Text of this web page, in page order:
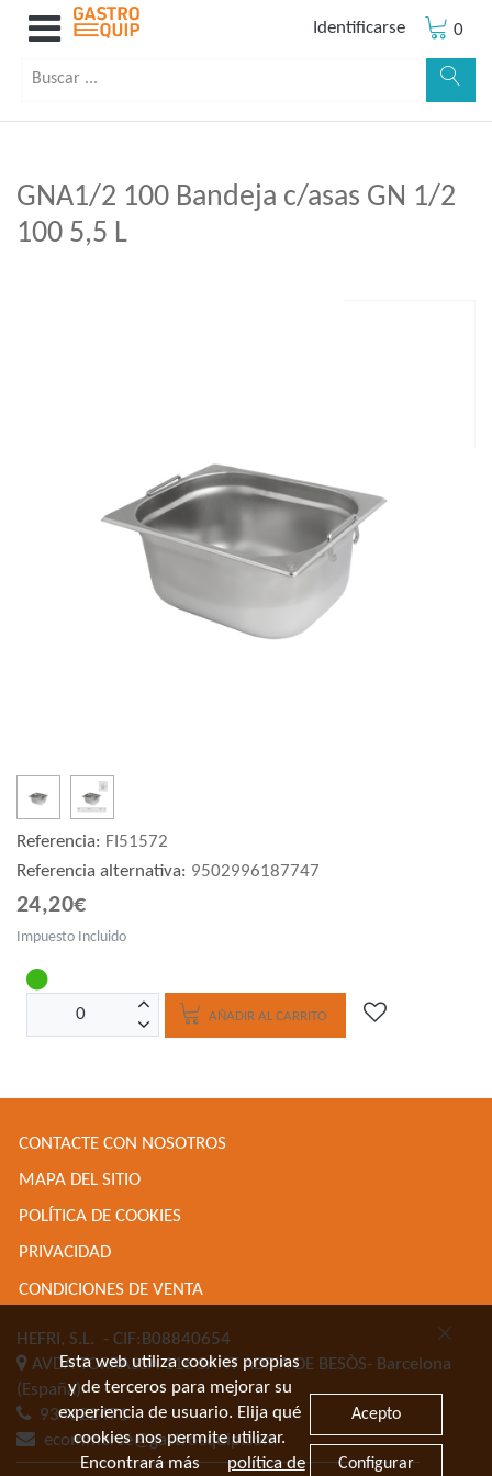
Identificarse 0
GNA1/2 100 Bandeja c/asas GN 1/2
100 5,5 L
Referencia: FI51572
Referencia alternativa: 9502996187747
24,20€
Impuesto Incluido
AÑADIR AL CARRITO
CONTACTE CON NOSOTROS
MAPA DEL SITIO
POLÍTICA DE COOKIES
PRIVACIDAD
CONDICIONES DE VENTA
HEFRI, S.L. - CIF:B08840654
AVDA TORRASSA 116SANT ADRIA DE BESÒS- Barcelona
(España)
934622471
ecommerce@gastroequip.com
Esta web utiliza cookies propias
y de terceros para mejorar su
experiencia de usuario. Elija qué
cookies nos permite utilizar.
Encontrará más
política de
Acepto
Configurar